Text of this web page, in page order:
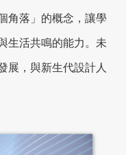
角落」的概念，讓學
生活共鳴的能力。未
展，與新生代設計人